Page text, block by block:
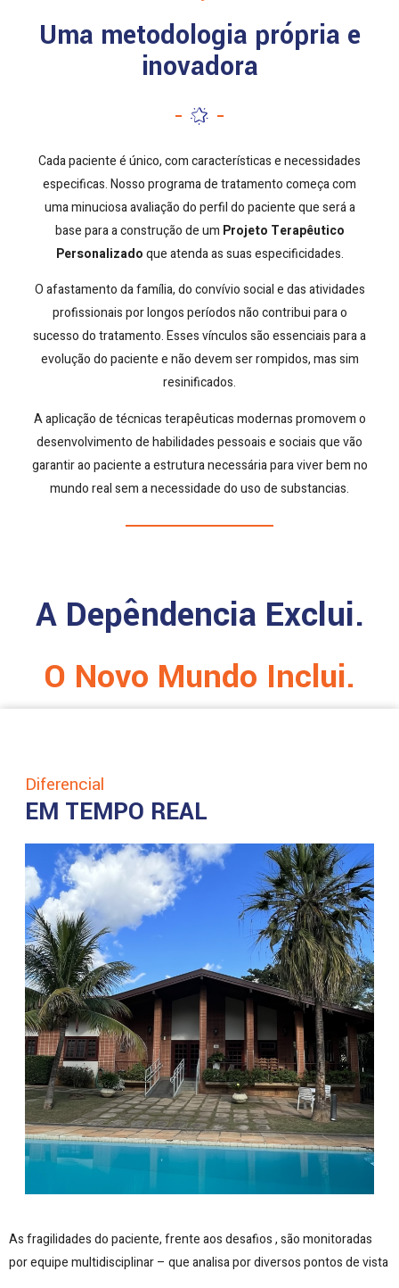
Uma metodologia própria e
inovadora
Cada paciente é único, com características e necessidades
especificas. Nosso programa de tratamento começa com
uma minuciosa avaliação do perfil do paciente que será a
base para a construção de um Projeto Terapêutico
Personalizadoque atenda as suas especificidades.
O afastamento da família, do convívio social e das atividades
profissionais por longos períodos não contribui para o
sucesso do tratamento. Esses vínculos são essenciais para a
evolução do paciente e não devem ser rompidos, mas sim
resinificados.
A aplicação de técnicas terapêuticas modernas promovem o
desenvolvimento de habilidades pessoais e sociais que vão
garantir ao paciente a estrutura necessária para viver bem no
mundo real sem a necessidade do uso de substancias.
A Depêndencia Exclui.
O Novo Mundo Inclui.
Diferencial
EM TEMPO REAL
As fragilidades do paciente, frente aos desafios , são monitoradas
por equipe multidisciplinar – que analisa por diversos pontos de vista